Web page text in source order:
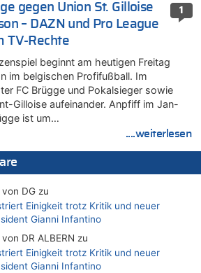
1
gegen Union St. Gilloise
– DAZN und Pro League
TV-Rechte
beginnt am heutigen Freitag
im belgischen Profifußball. Im
FC Brügge und Pokalsieger sowie
Gilloise aufeinander. Anpfiff im Jan-
ist um…
....weiterlesen
DG zu
Einigkeit trotz Kritik und neuer
Gianni Infantino
DR ALBERN zu
Einigkeit trotz Kritik und neuer
Gianni Infantino